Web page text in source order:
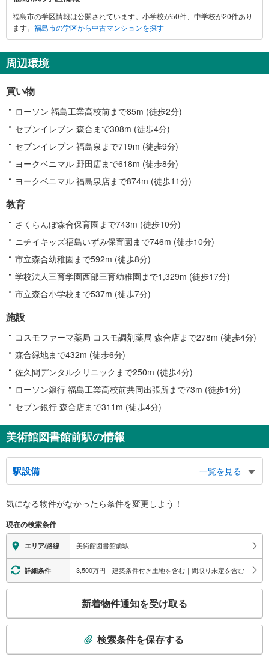
島
市
に
す
る
報
福島市の学区情報は公開されています。小学校が50件、中学校が20件あり
ます。 福島市の学区から中古マンションを探す
周辺環境
買い物
ローソン 福島工業高校前まで85m (徒歩2分)
セブンイレブン 森合まで308m (徒歩4分)
セブンイレブン 福島泉まで719m (徒歩9分)
ヨークベニマル 野田店まで618m (徒歩8分)
ヨークベニマル 福島泉店まで874m (徒歩11分)
教育
さくらんぼ森合保育園まで743m (徒歩10分)
ニチイキッズ福島いずみ保育園まで746m (徒歩10分)
市立森合幼稚園まで592m (徒歩8分)
学校法人三育学園西部三育幼稚園まで1,329m (徒歩17分)
市立森合小学校まで537m (徒歩7分)
施設
コスモファーマ薬局 コスモ調剤薬局 森合店まで278m (徒歩4分)
森合緑地まで432m (徒歩6分)
佐久間デンタルクリニックまで250m (徒歩4分)
ローソン銀行 福島工業高校前共同出張所まで73m (徒歩1分)
セブン銀行 森合店まで311m (徒歩4分)
美術館図書館前駅の情報
駅設備
一覧を見る
※段差なしでの移動経路
地上⇔改札：○
改札⇔ホーム：×
気になる物件がなかったら条件を変更しよう！
現在の検索条件
エリア/路線 美術館図書館前駅
詳細条件 3,500万円｜建築条件付き土地を含む｜間取り未定を含む
検
新着物件通知を受け取る
検索条件を保存する